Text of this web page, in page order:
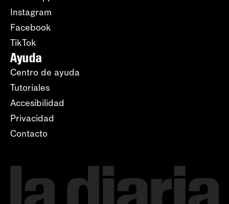
Instagram
Facebook
TikTok
Ayuda
Centro de ayuda
Tutoriales
Accesibilidad
Privacidad
Contacto